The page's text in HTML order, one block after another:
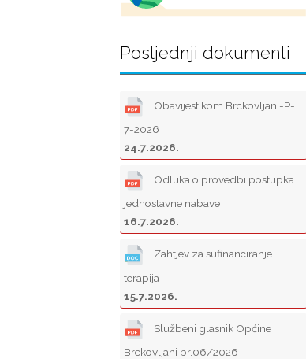
Posljednji dokumenti
Obavijest kom.Brckovljani-P-
7-2026
24.7.2026.
Odluka o provedbi postupka
jednostavne nabave
16.7.2026.
Zahtjev za sufinanciranje
terapija
15.7.2026.
Službeni glasnik Općine
Brckovljani br.06/2026